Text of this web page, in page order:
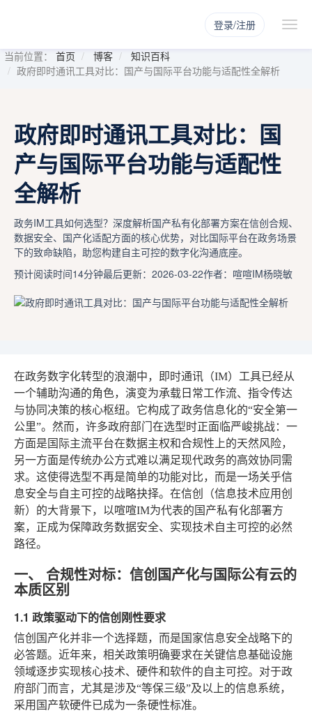
登录/注册
当前位置： 首页 博客
知识百科
政府即时通讯工具对比：国产与国际平台功能与适配性全解析
政府即时通讯工具对比：国
产与国际平台功能与适配性
全解析
政务IM工具如何选型？深度解析国产私有化部署方案在信创合规、
数据安全、国产化适配方面的核心优势，对比国际平台在政务场景
下的致命缺陷，助您构建自主可控的数字化沟通底座。
预计阅读时间14分钟最后更新：2026-03-22作者：喧喧IM杨晓敏
在政务数字化转型的浪潮中，即时通讯（IM）工具已经从
一个辅助沟通的角色，演变为承载日常工作流、指令传达
与协同决策的核心枢纽。它构成了政务信息化的“安全第一
公里”。然而，许多政府部门在选型时正面临严峻挑战：一
方面是国际主流平台在数据主权和合规性上的天然风险，
另一方面是传统办公方式难以满足现代政务的高效协同需
求。这使得选型不再是简单的功能对比，而是一场关乎信
息安全与自主可控的战略抉择。在信创（信息技术应用创
新）的大背景下，以喧喧IM为代表的国产私有化部署方
案，正成为保障政务数据安全、实现技术自主可控的必然
路径。
一、 合规性对标：信创国产化与国际公有云的
本质区别
1.1 政策驱动下的信创刚性要求
信创国产化并非一个选择题，而是国家信息安全战略下的
必答题。近年来，相关政策明确要求在关键信息基础设施
领域逐步实现核心技术、硬件和软件的自主可控。对于政
府部门而言，尤其是涉及“等保三级”及以上的信息系统，
采用国产软硬件已成为一条硬性标准。